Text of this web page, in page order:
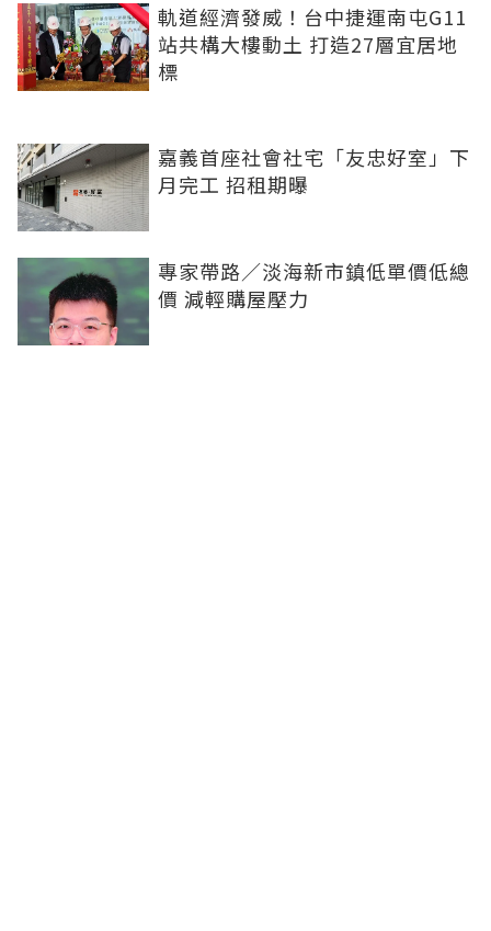
軌道經濟發威！台中捷運南屯G11
站共構大樓動土 打造27層宜居地
標
嘉義首座社會社宅「友忠好室」下
月完工 招租期曝
專家帶路／淡海新市鎮低單價低總
價 減輕購屋壓力